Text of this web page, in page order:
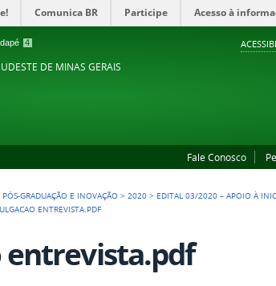
4
Comunica BR Participe Acesso à
DE MINAS GERAIS
Fale Conosco
PÓS-GRADUAÇÃO E INOVAÇÃO >2020 > EDITAL 03/2020 – APOIO À
ENTREVISTA.PDF
entrevista.pdf